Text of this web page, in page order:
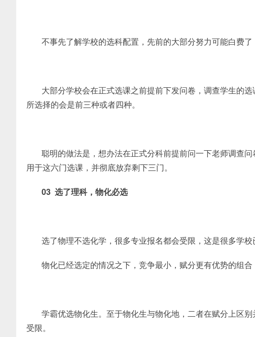
不事先了解学校的选科配置，先前的大部分努力可能白费了
大部分学校会在正式选课之前提前下发问卷，调查学生的
所选择的会是前三种或者四种。
聪明的做法是，想办法在正式分科前提前问一下老师调查
用于这六门选课，并彻底放弃剩下三门。
03 选了理科，物化必选
选了物理不选化学，很多专业报名都会受限，这是很多学校
物化已经选定的情况之下，竞争最小，赋分更有优势的组合
学霸优选物化生。至于物化生与物化地，二者在赋分上区
受限。